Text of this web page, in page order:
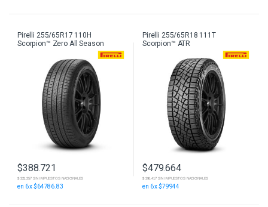
Pirelli 255/65R17 110H
Scorpion™ Zero All Season
$388.721
$ 321.257 SIN IMPUESTOS NACIONALES
en 6 x $64786.83
Pirelli 255/65R18 111T
Scorpion™ ATR
$479.664
$ 396.417 SIN IMPUESTOS NACIONALES
en 6 x $79944